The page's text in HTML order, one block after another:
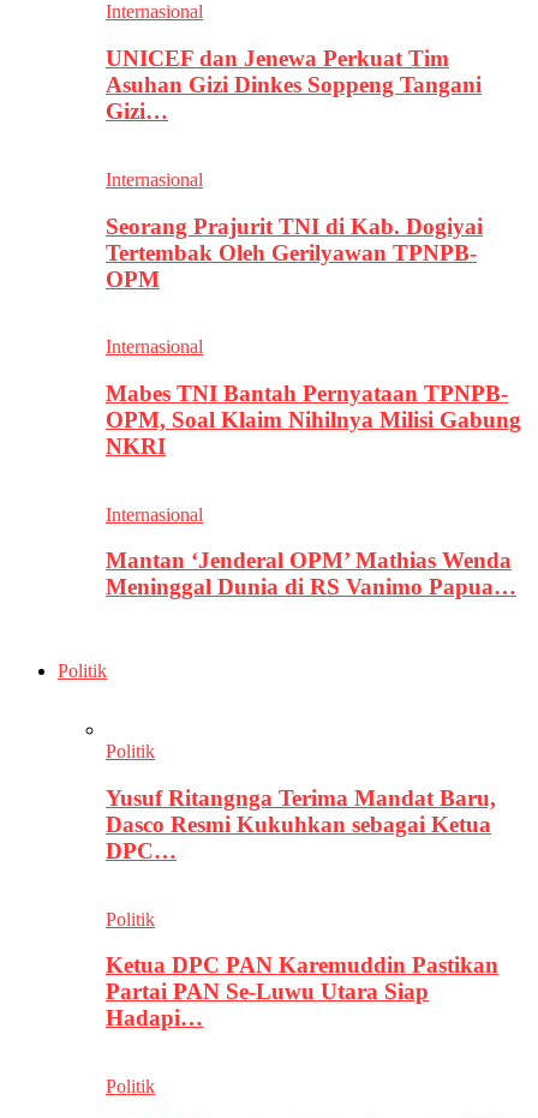
Internasional
UNICEF dan Jenewa Perkuat Tim
Asuhan Gizi Dinkes Soppeng Tangani
Gizi…
Internasional
Seorang Prajurit TNI di Kab. Dogiyai
Tertembak Oleh Gerilyawan TPNPB-
OPM
Internasional
Mabes TNI Bantah Pernyataan TPNPB-
OPM, Soal Klaim Nihilnya Milisi Gabung
NKRI
Internasional
Mantan ‘Jenderal OPM’ Mathias Wenda
Meninggal Dunia di RS Vanimo Papua…
Politik
Politik
Yusuf Ritangnga Terima Mandat Baru,
Dasco Resmi Kukuhkan sebagai Ketua
DPC…
Politik
Ketua DPC PAN Karemuddin Pastikan
Partai PAN Se-Luwu Utara Siap
Hadapi…
Politik